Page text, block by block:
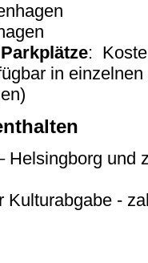
:
in
Helsingborg und
Kulturabgabe -